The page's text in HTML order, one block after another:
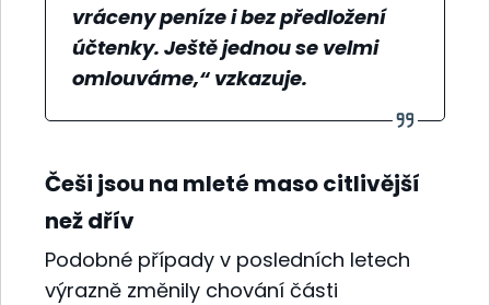
vráceny peníze i bez předložení
účtenky. Ještě jednou se velmi
omlouváme,“ vzkazuje.
Češi jsou na mleté maso citlivější
než dřív
Podobné případy v posledních letech
výrazně změnily chování části